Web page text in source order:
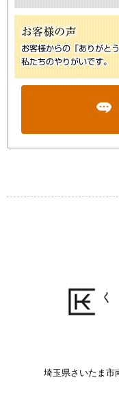
埼玉県さいたま市